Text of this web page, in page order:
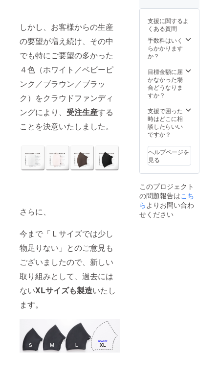
しかし、お客様からの生産
の要望が増え続け、その中
でも特にご要望の多かった
４色（ホワイト／ベビーピ
ンク／ブラウン／ブラッ
ク）をクラウドファンディ
ングにより、 受注生産する
ことを決意いたしました。
さらに、
今まで「Ｌサイズでは少し
物足りない」とのご意見も
ございましたので、新しい
取り組みとして、過去には
ないXLサイズも製造いたし
ます。
場合が
ござい
ます。
（メー
ルでご
たしま
す）予
め、ご
理解・
くださ
いま
せ。
ご使用
をお控
さい。■
プロ
後、４
色内で
一部の
に少な
い注文
になっ
た場合
は他の
カラー
ただく
場合が
ござい
ます。
（メー
ルでご
メール
にてお
知らせ
いたし
ま
す。）
解・ご
了承の
程、宜
たしま
す。 【
特記注
意事項
】 ■ラ
テック
ルギー
の方は
ご使用
をお控
えくだ
さい。■
プロ
する場
合は
別々の
決済を
お願い
いたし
予定は
コロナ
禍の影
１ヶ月
以上遅
れる可
能性が
ます。
メール
にてお
知らせ
いたし
ま
す。）
予め、
ス100%
内側：
ナイロ
ン
81%・
スパン
アジャ
ス
ター：
ついて
】 ■同
数で異
なるカ
サイズ
を購入
する場
合は
決済を
お願い
いたし
ます。■
め、記
寸が予
告なく
変更に
なる場
す 【 素
材 】 外
側：ポ
88%・
スパン
デック
ス12%
天然ラ
テック
ス100%
内側：
ン
81%・
スパン
デック
ス19%
(cm)
16.4・
12・12-
21
Ｍ ：
17・
22
Ｌ ：
19・
16・14-
Ｌ：
21・
17・14-
24 ※XL
は新開
発のた
め、記
載の採
告なく
変更に
なる場
合がご
ざいま
支援に関するよ
くある質問
手数料はいく
らかかります
か？
目標金額に届
かなかった場
合どうなりま
すか？
支援で困った
時はどこに相
談したらいい
ですか？
ヘルプページを
見る
このプロジェクト
の問題報告はこち
ら よりお問い合わ
せください